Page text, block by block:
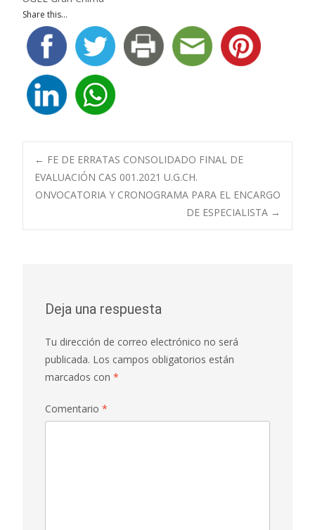
Share this...
Navegación
← FE DE ERRATAS CONSOLIDADO FINAL DE
EVALUACIÓN CAS 001.2021 U.G.CH.
ONVOCATORIA Y CRONOGRAMA PARA EL ENCARGO
DE ESPECIALISTA →
Deja una respuesta
Tu dirección de correo electrónico no será
publicada. Los campos obligatorios están
marcados con *
Comentario *